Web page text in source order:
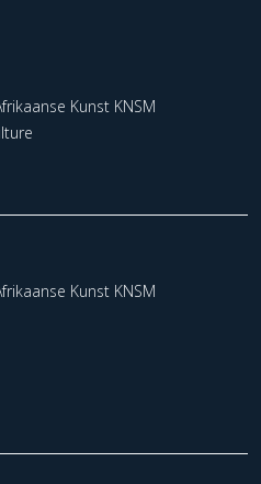
Kunst KNSM
Kunst KNSM